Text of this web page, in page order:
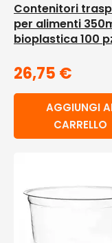
Contenitori
per alimenti
bioplastica 100
26,75 €
AGGIUNGI
CARRELLO